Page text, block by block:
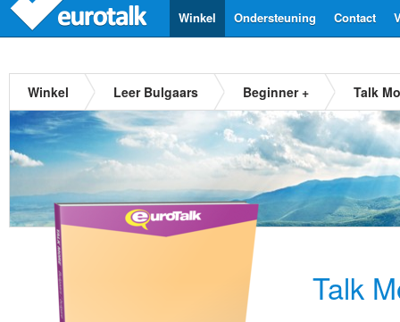
Contact
Ondersteuning
Winkel
Winkel Leer Bulgaars Beginner + Talk
Talk